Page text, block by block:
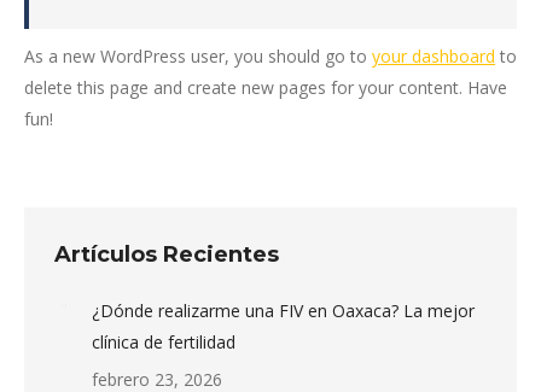
As a new WordPress user, you should go to your dashboard to
delete this page and create new pages for your content. Have
fun!
Artículos Recientes
¿Dónde realizarme una FIV en Oaxaca? La mejor
clínica de fertilidad
febrero 23, 2026